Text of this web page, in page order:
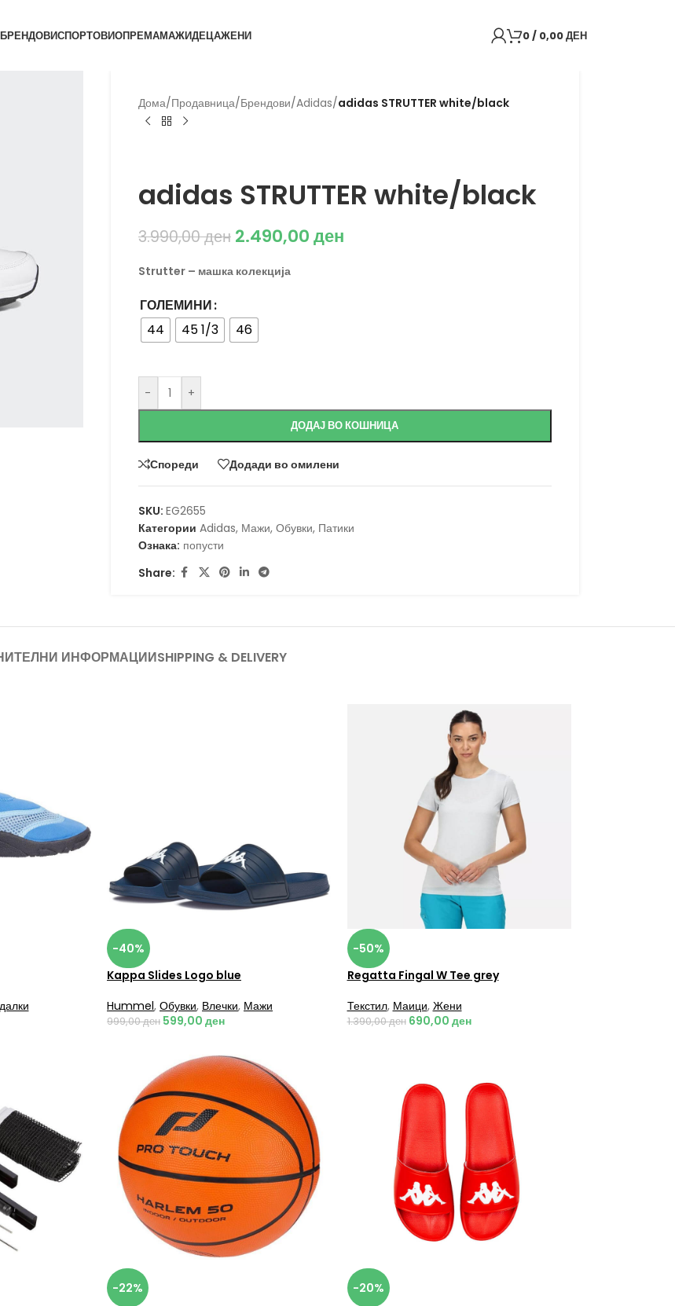
БРЕНДОВИСПОРТОВИОПРЕМАМАЖИДЕЦАЖЕНИ 0/ 0,00ДЕН
Дома/Продавница/Брендови/Adidas/adidas STRUTTER white/black
adidas STRUTTER white/black
3.990,00ден 2.490,00ден
Strutter – машка колекција
ГОЛЕМИНИ
44
45 1/3 46
- +
ДОДАЈ ВО КОШНИЦА
Спореди Додади во омилени
SKU: EG2655
Категории Adidas, Мажи, Обувки, Патики
Ознака: попусти
Share:
ИНФОРМАЦИИSHIPPING & DELIVERY
-40%
Kappa Slides Logo blue
Hummel, Обувки, Влечки, Мажи
999,00ден 599,00 ден
-50%
Regatta Fingal W Tee grey
Текстил, Маици, Жени
1.390,00ден 690,00 ден
-22%
-20%